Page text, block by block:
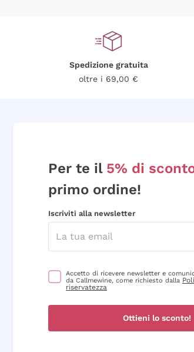
Spedizione gratuita
oltre i 69,00 €
Per te il 5% di
primo ordine!
Iscriviti alla newsletter
Accetto di ricevere newsletter e
da Callmewine, come richiesto dalla
riservatezza
Ottieni lo sconto!